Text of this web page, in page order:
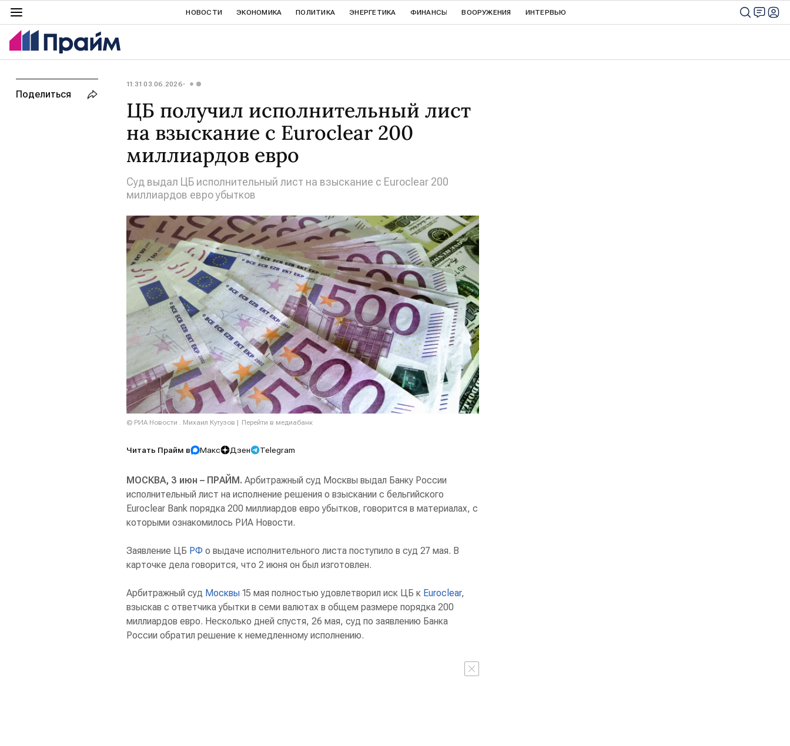
НОВОСТИ ЭКОНОМИКА ПОЛИТИКА ЭНЕРГЕТИКА ФИНАНСЫ ВООРУЖЕНИЯ ИНТЕРВЬЮ
11:31 03.06.2026
ЦБ получил исполнительный лист
на взыскание с Euroclear 200
миллиардов евро
Суд выдал ЦБ исполнительный лист на взыскание с Euroclear 200
миллиардов евро убытков
© РИА Новости . Михаил Кутузов Перейти в медиабанк
Читать Прайм в Макс Дзен Telegram
МОСКВА, 3 июн – ПРАЙМ. Арбитражный суд Москвы выдал Банку России
исполнительный лист на исполнение решения о взыскании с бельгийского
Euroclear Bank порядка 200 миллиардов евро убытков, говорится в материалах, с
которыми ознакомилось РИА Новости.
Заявление ЦБ РФ о выдаче исполнительного листа поступило в суд 27 мая. В
карточке дела говорится, что 2 июня он был изготовлен.
Арбитражный суд Москвы 15 мая полностью удовлетворил иск ЦБ к Euroclear,
взыскав с ответчика убытки в семи валютах в общем размере порядка 200
миллиардов евро. Несколько дней спустя, 26 мая, суд по заявлению Банка
России обратил решение к немедленному исполнению.
Поделиться